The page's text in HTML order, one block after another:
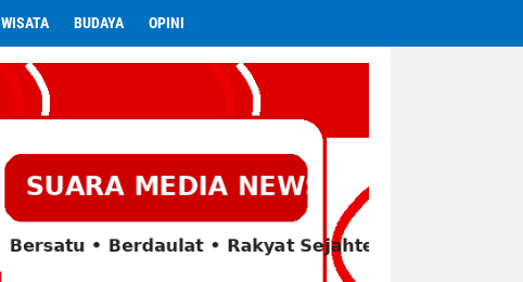
WISATA BUDAYA OPINI